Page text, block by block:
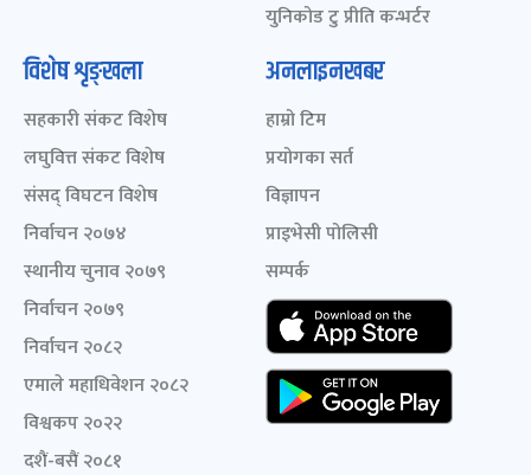
युनिकोड टु प्रीति कन्भर्टर
विशेष शृङ्खला
सहकारी संकट विशेष
लघुवित्त संकट विशेष
संसद् विघटन विशेष
निर्वाचन २०७४
स्थानीय चुनाव २०७९
निर्वाचन २०७९
निर्वाचन २०८२
एमाले महाधिवेशन २०८२
विश्वकप २०२२
दशैं-बसैं २०८१
अनलाइनखबर
हाम्रो टिम
प्रयोगका सर्त
विज्ञापन
प्राइभेसी पोलिसी
सम्पर्क